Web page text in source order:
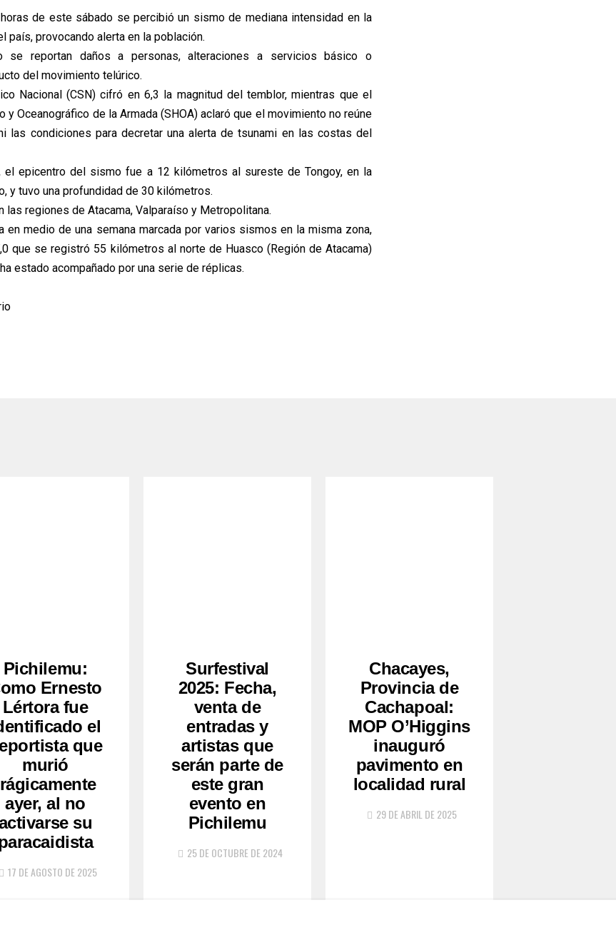
de este sábado se percibió un sismo de mediana intensidad en la
país, provocando alerta en la población.
se reportan daños a personas, alteraciones a servicios básico o
del movimiento telúrico.
Nacional (CSN) cifró en 6,3 la magnitud del temblor, mientras que el
y Oceanográfico de la Armada (SHOA) aclaró que el movimiento no reúne
las condiciones para decretar una alerta de tsunami en las costas del
el epicentro del sismo fue a 12 kilómetros al sureste de Tongoy, en la
y tuvo una profundidad de 30 kilómetros.
las regiones de Atacama, Valparaíso y Metropolitana.
en medio de una semana marcada por varios sismos en la misma zona,
que se registró 55 kilómetros al norte de Huasco (Región de Atacama)
estado acompañado por una serie de réplicas.
Pichilemu:
Ernesto
Lértora fue
el
que
murió
ayer, al no
su
17 DE AGOSTO DE 2025
Surfestival
2025: Fecha,
venta de
entradas y
artistas que
serán parte de
este gran
evento en
Pichilemu
25 DE OCTUBRE DE 2024
Chacayes,
Provincia de
Cachapoal:
MOP O’Higgins
inauguró
pavimento en
localidad rural
29 DE ABRIL DE 2025